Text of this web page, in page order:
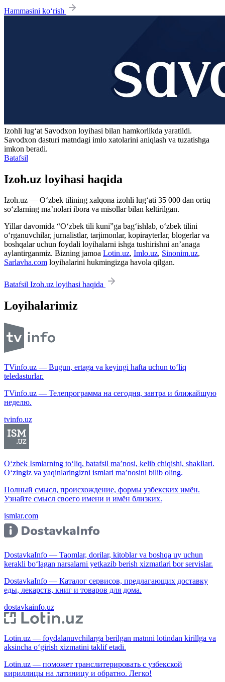
Hammasini ko‘rish
Izohli lugʻat Savodxon loyihasi bilan hamkorlikda yaratildi.
Savodxon dasturi matndagi imlo xatolarini aniqlash va tuzatishga
imkon beradi.
Batafsil
Izoh.uz loyihasi haqida
Izoh.uz — O‘zbek tilining xalqona izohli lug‘ati 35 000 dan ortiq
so‘zlarning ma’nolari ibora va misollar bilan keltirilgan.
Yillar davomida “O‘zbek tili kuni”ga bag‘ishlab, o‘zbek tilini
o‘rganuvchilar, jurnalistlar, tarjimonlar, kopirayterlar, blogerlar va
boshqalar uchun foydali loyihalarni ishga tushirishni an’anaga
aylantirganmiz. Bizning jamoa Lotin.uz, Imlo.uz, Sinonim.uz,
Sarlavha.com loyihalarini hukmingizga havola qilgan.
Batafsil Izoh.uz loyihasi haqida
Loyihalarimiz
TVinfo.uz — Bugun, ertaga va keyingi hafta uchun to‘liq
teledasturlar.
TVinfo.uz — Телепрограмма на сегодня, завтра и ближайшую
неделю.
tvinfo.uz
O‘zbek Ismlarning to‘liq, batafsil ma’nosi, kelib chiqishi, shakllari.
O‘zingiz va yaqinlaringizni ismlari ma’nosini bilib oling.
Полный смысл, происхождение, формы узбекских имён.
Узнайте смысл своего имени и имён близких.
ismlar.com
DostavkaInfo — Taomlar, dorilar, kitoblar va boshqa uy uchun
kerakli bo‘lagan narsalarni yetkazib berish xizmatlari bor servislar.
DostavkaInfo — Каталог сервисов, предлагающих доставку
еды, лекарств, книг и товаров для дома.
dostavkainfo.uz
Lotin.uz — foydalanuvchilarga berilgan matnni lotindan kirillga va
aksincha o‘girish xizmatini taklif etadi.
Lotin.uz — поможет транслитерировать с узбекской
кириллицы на латиницу и обратно. Легко!